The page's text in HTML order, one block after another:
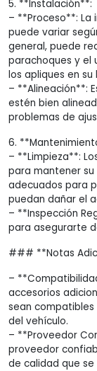
5. **Instalación**:
– **Proceso**: La
puede variar
general, puede
parachoques y el
los apliques en su
– **Alineación**:
estén bien
problemas de
6.
– **Limpieza**:
para mantener
adecuados para
puedan dañar el
– **Inspección
para asegurarte
### **Notas
–
accesorios
sean compatibles
del vehículo.
– **Proveedor
proveedor
de calidad que